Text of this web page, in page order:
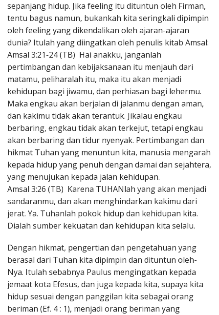
sepanjang hidup. Jika feeling itu dituntun oleh Firman,
tentu bagus namun, bukankah kita seringkali dipimpin
oleh feeling yang dikendalikan oleh ajaran-ajaran
dunia? Itulah yang diingatkan oleh penulis kitab Amsal:
Amsal 3:21-24 (TB) Hai anakku, janganlah
pertimbangan dan kebijaksanaan itu menjauh dari
matamu, peliharalah itu, maka itu akan menjadi
kehidupan bagi jiwamu, dan perhiasan bagi lehermu.
Maka engkau akan berjalan di jalanmu dengan aman,
dan kakimu tidak akan terantuk. Jikalau engkau
berbaring, engkau tidak akan terkejut, tetapi engkau
akan berbaring dan tidur nyenyak. Pertimbangan dan
hikmat Tuhan yang menuntun kita, manusia mengarah
kepada hidup yang penuh dengan damai dan sejahtera,
yang menujukan kepada jalan kehidupan.
Amsal 3:26 (TB) Karena TUHANlah yang akan menjadi
sandaranmu, dan akan menghindarkan kakimu dari
jerat. Ya. Tuhanlah pokok hidup dan kehidupan kita.
Dialah sumber kekuatan dan kehidupan kita selalu.
Dengan hikmat, pengertian dan pengetahuan yang
berasal dari Tuhan kita dipimpin dan dituntun oleh-
Nya. Itulah sebabnya Paulus mengingatkan kepada
jemaat kota Efesus, dan juga kepada kita, supaya kita
hidup sesuai dengan panggilan kita sebagai orang
beriman (Ef. 4 : 1), menjadi orang beriman yang